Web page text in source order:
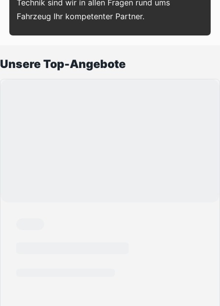
Technik sind wir in allen Fragen rund ums
Fahrzeug Ihr kompetenter Partner.
Unsere Top-Angebote